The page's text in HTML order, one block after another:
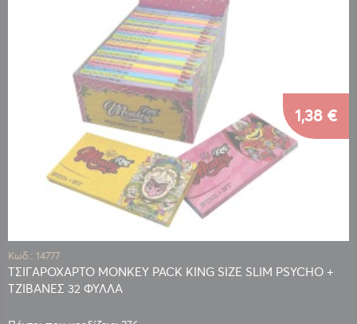
Κωδ.: 14777
ΤΣΙΓΑΡΟΧΑΡΤΟ MONKEY PACK KING SIZE SLIM PSYCHO +
ΤΖΙΒΑΝΕΣ 32 ΦΥΛΛΑ
1,38 €